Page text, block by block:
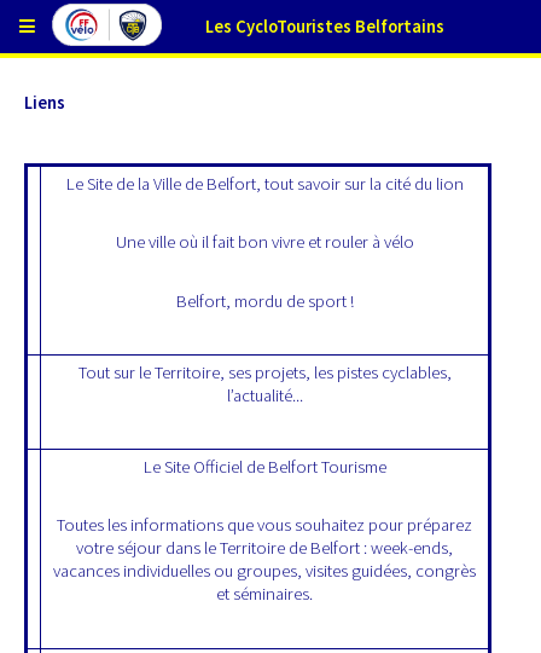
Liens
Le Site de la Ville de Belfort, tout savoir sur la cité du lion
Une ville où il fait bon vivre et rouler à vélo
Belfort, mordu de sport !
Tout sur le Territoire, ses projets, les pistes cyclables,
l’actualité...
Le Site Officiel de Belfort Tourisme
Toutes les informations que vous souhaitez pour préparez
votre séjour dans le Territoire de Belfort : week-ends,
vacances individuelles ou groupes, visites guidées, congrès
et séminaires.
Les CycloTouristes Belfortains